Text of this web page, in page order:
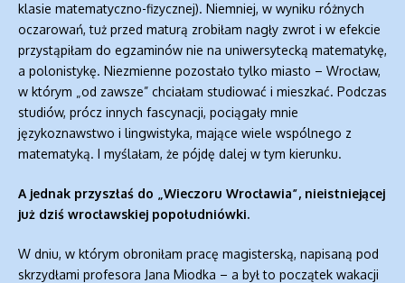
klasie matematyczno-fizycznej). Niemniej, w wyniku różnych
oczarowań, tuż przed maturą zrobiłam nagły zwrot i w efekcie
przystąpiłam do egzaminów nie na uniwersytecką matematykę,
a polonistykę. Niezmienne pozostało tylko miasto – Wrocław,
w którym „od zawsze” chciałam studiować i mieszkać. Podczas
studiów, prócz innych fascynacji, pociągały mnie
językoznawstwo i lingwistyka, mające wiele wspólnego z
matematyką. I myślałam, że pójdę dalej w tym kierunku.
A jednak przyszłaś do „Wieczoru Wrocławia”, nieistniejącej
już dziś wrocławskiej popołudniówki.
W dniu, w którym obroniłam pracę magisterską, napisaną pod
skrzydłami profesora Jana Miodka – a był to początek wakacji